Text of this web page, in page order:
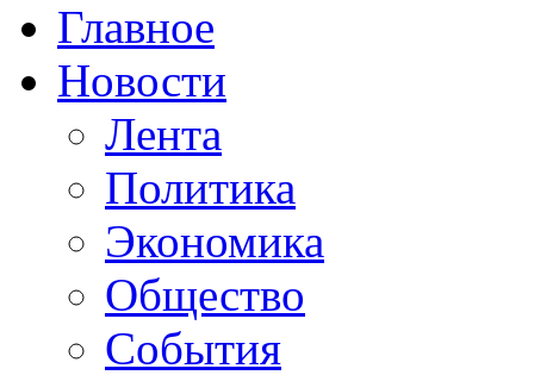
Главное
Новости
Лента
Политика
Экономика
Общество
События